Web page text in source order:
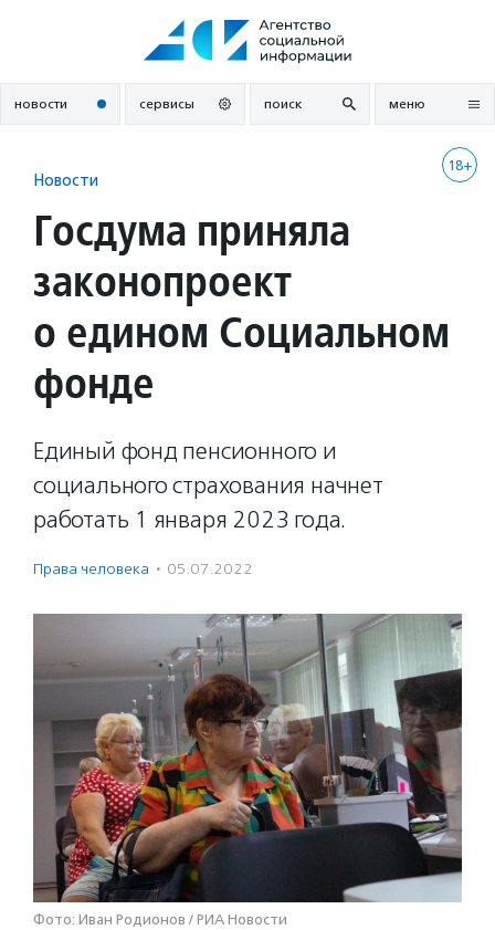
новости сервисы поиск меню
18+
Новости
Госдума приняла
законопроект
о едином Социальном
фонде
Единый фонд пенсионного и
социального страхования начнет
работать 1 января 2023 года.
Права человека · 05.07.2022
Фото: Иван Родионов / РИА Новости